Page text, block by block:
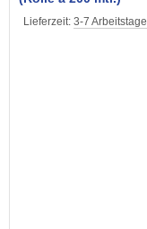
Lieferzeit: 3-7 Arbeitstage